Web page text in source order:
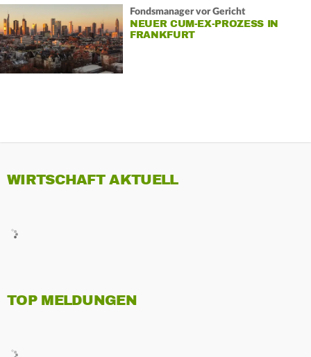
Fondsmanager vor Gericht
NEUER CUM-EX-PROZESS IN
FRANKFURT
WIRTSCHAFT AKTUELL
TOP MELDUNGEN